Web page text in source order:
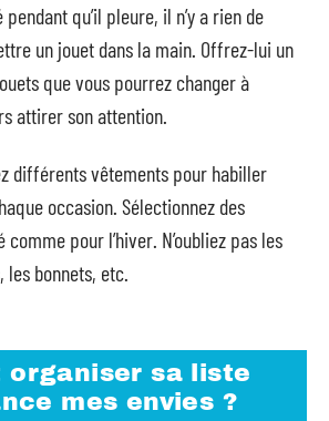
qu’il pleure, il n’y a rien de
un jouet dans la main. Offrez-lui un
que vous pourrez changer à
attirer son attention.
différents vêtements pour habiller
occasion. Sélectionnez des
comme pour l’hiver. N’oubliez pas les
les bonnets, etc.
organiser sa liste
mes envies ?